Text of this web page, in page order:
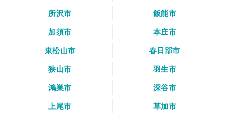
所沢市
飯能市
加須市
本庄市
東松山市
春日部市
狭山市
羽生市
鴻巣市
深谷市
上尾市
草加市